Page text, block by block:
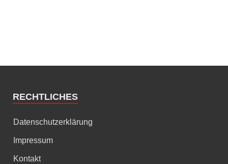
RECHTLICHES
Datenschutzerklärung
Impressum
Kontakt